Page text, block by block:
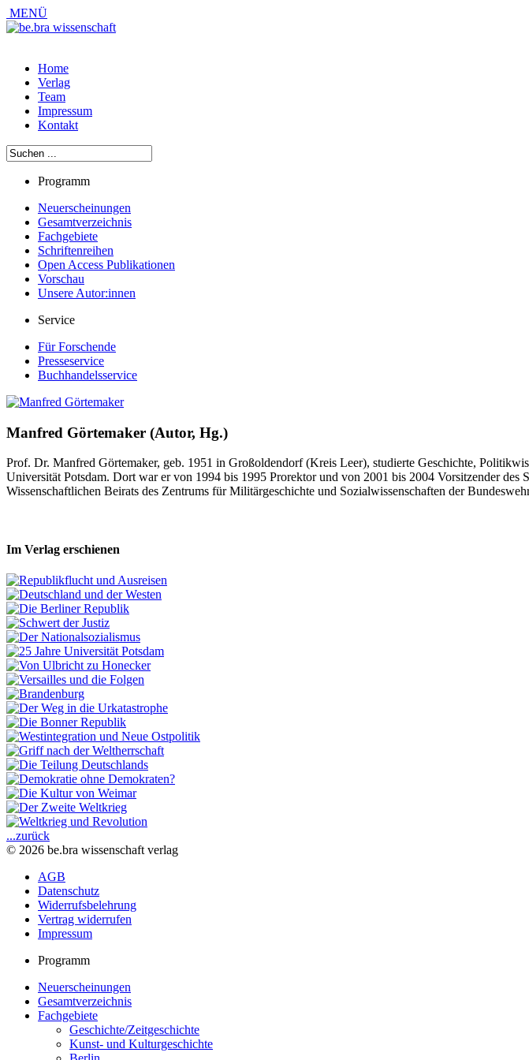
MENÜ
Home
Verlag
Team
Impressum
Kontakt
Programm
Neuerscheinungen
Gesamtverzeichnis
Fachgebiete
Schriftenreihen
Open Access Publikationen
Vorschau
Unsere Autor:innen
Service
Für Forschende
Presseservice
Buchhandelsservice
Manfred Görtemaker (Autor, Hg.)
Prof. Dr. Manfred Görtemaker, geb. 1951 in Großoldendorf (Kreis Leer), studierte Geschichte,
Universität Potsdam. Dort war er von 1994 bis 1995 Prorektor und von 2001 bis 2004 Vorsitzender des
Wissenschaftlichen Beirats des Zentrums für Militärgeschichte und Sozialwissenschaften der
Im Verlag erschienen
...zurück
© 2026 be.bra wissenschaft verlag
AGB
Datenschutz
Widerrufsbelehrung
Vertrag widerrufen
Impressum
Programm
Neuerscheinungen
Gesamtverzeichnis
Fachgebiete
Geschichte/Zeitgeschichte
Kunst- und Kulturgeschichte